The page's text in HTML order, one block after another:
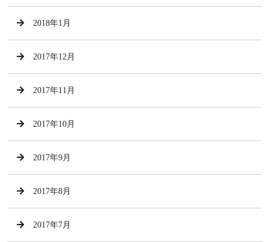
2018年1月
2017年12月
2017年11月
2017年10月
2017年9月
2017年8月
2017年7月